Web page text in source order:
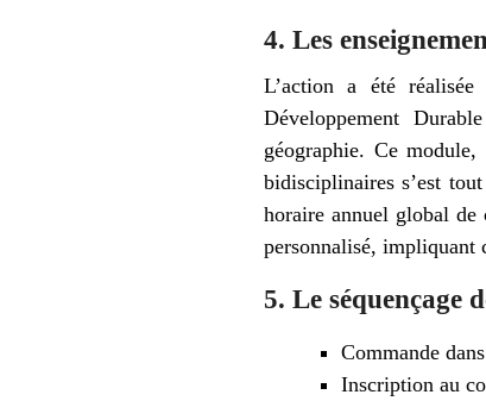
4. Les
L’action a été
Développement
géographie. Ce
bidisciplinaires s’est
horaire annuel global de
personnalisé, impliquant
5. Le séquençage
Commande
Inscription au